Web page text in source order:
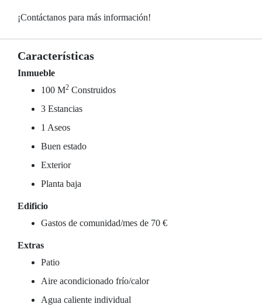
¡Contáctanos para más información!
Características
Inmueble
100 M2 Construidos
3 Estancias
1 Aseos
Buen estado
Exterior
Planta baja
Edificio
Gastos de comunidad/mes de 70 €
Extras
Patio
Aire acondicionado frío/calor
Agua caliente individual